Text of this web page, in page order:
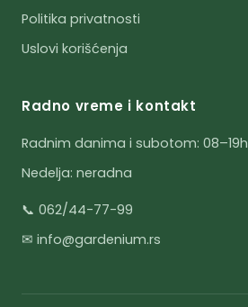
Politika privatnosti
Uslovi korišćenja
Radno vreme i kontakt
Radnim danima i subotom: 08–19h
Nedelja: neradna
📞 062/44-77-99
✉ info@gardenium.rs